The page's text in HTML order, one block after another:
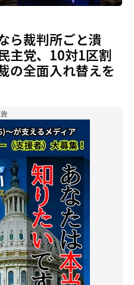
ら裁判所ごと潰
主党、10対1区割
の全面入れ替えを